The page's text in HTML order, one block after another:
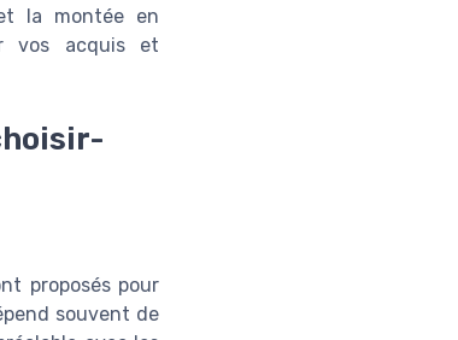
la montée en
vos acquis et
proposés pour
souvent de